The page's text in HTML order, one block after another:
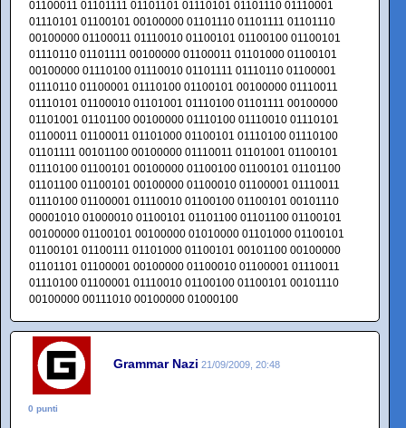
01100011 01101111 01101101 01110101 01101110 01110001
01110101 01100101 00100000 01101110 01101111 01101110
00100000 01100011 01110010 01100101 01100100 01100101
01110110 01101111 00100000 01100011 01101000 01100101
00100000 01110100 01110010 01101111 01110110 01100001
01110110 01100001 01110100 01100101 00100000 01110011
01110101 01100010 01101001 01110100 01101111 00100000
01101001 01101100 00100000 01110100 01110010 01110101
01100011 01100011 01101000 01100101 01110100 01110100
01101111 00101100 00100000 01110011 01101001 01100101
01110100 01100101 00100000 01100100 01100101 01101100
01101100 01100101 00100000 01100010 01100001 01110011
01110100 01100001 01110010 01100100 01100101 00101110
00001010 01000010 01100101 01101100 01101100 01100101
00100000 01100101 00100000 01010000 01101000 01100101
01100101 01100111 01101000 01100101 00101100 00100000
01101101 01100001 00100000 01100010 01100001 01110011
01110100 01100001 01110010 01100100 01100101 00101110
00100000 00111010 00100000 01000100
Grammar Nazi 21/09/2009, 20:48
0 punti